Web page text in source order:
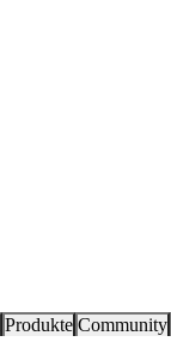
Produkte Community